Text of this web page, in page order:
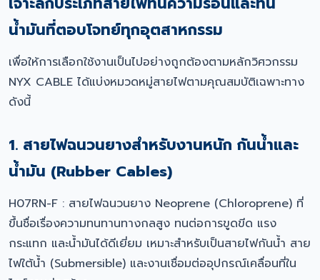
น้ำมันที่ตอบโจทย์ทุกอุตสาหกรรม
เพื่อให้การเลือกใช้งานเป็นไปอย่างถูกต้องตามหลักวิศวกรรม
NYX CABLE ได้แบ่งหมวดหมู่สายไฟตามคุณสมบัติเฉพาะทาง
ดังนี้
1. สายไฟฉนวนยางสำหรับงานหนัก กันน้ำและ
น้ำมัน (Rubber Cables)
H07RN-F : สายไฟฉนวนยาง Neoprene (Chloroprene) ที่
ขึ้นชื่อเรื่องความทนทานทางกลสูง ทนต่อการขูดขีด แรง
กระแทก และน้ำมันได้ดีเยี่ยม เหมาะสำหรับเป็นสายไฟกันน้ำ สาย
ไฟใต้น้ำ (Submersible) และงานเชื่อมต่ออุปกรณ์เคลื่อนที่ใน